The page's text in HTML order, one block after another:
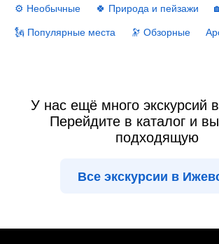
⚙️ Необычные
🍀 Природа и пейзажи
🗽 Популярные места
🔭 Обзорные
У нас ещё много экскурсий
Перейдите в каталог и
подходящую
Все экскурсии в